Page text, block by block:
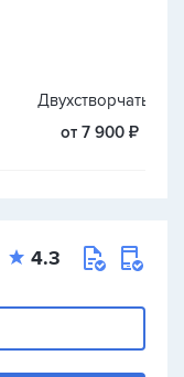
Двухстворчатые
от 7 900 ₽
4.3